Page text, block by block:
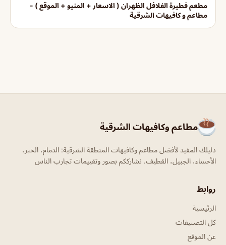
مطعم فطيرة الفلافل الظهران ( الاسعار + المنيو + الموقع ) -
مطاعم و كافيهات الشرقية
مطاعم وكافيهات الشرقية
دليلك المفيد لأفضل مطاعم وكافيهات المنطقة الشرقية: الدمام، الخبر،
الأحساء، الجبيل، القطيف. نشارككم بصور وتقييمات تجارب الناس
روابط
الرئيسية
كل التصنيفات
عن الموقع